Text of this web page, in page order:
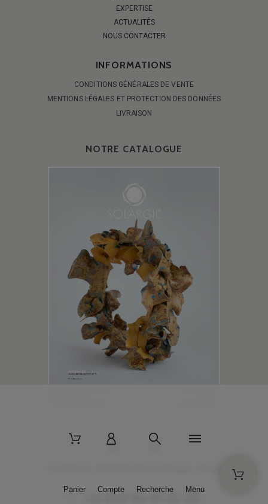
EXPERTISE
ACTUALITÉS
NOUS CONTACTER
INFORMATIONS
CONDITIONS GÉNÉRALES DE VENTE
MENTIONS LÉGALES ET PROTECTION DES DONNÉES
LIVRAISON
NOTRE CATALOGUE
+33 (0)3 86 45 50 00
Panier Compte Recherche Menu